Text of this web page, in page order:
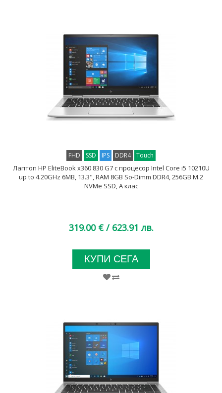
FHD SSD IPS DDR4 Touch
Лаптоп HP EliteBook x360 830 G7 с процесор Intel Core i5 10210U
up to 4.20GHz 6MB, 13.3", RAM 8GB So-Dimm DDR4, 256GB M.2
NVMe SSD, A клас
319.00 € / 623.91 лв.
КУПИ СЕГА